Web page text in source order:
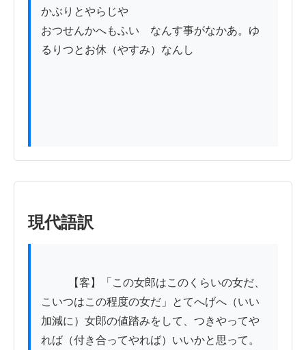
かぶりとやらじや
おつせんかへもふいゝなんす事がなかあ。ゆ
るりつとお休（やすみ）なんし
現代語訳
こいつはこの程度の女だ」とてへげへ（いい
加減に）女郎の値踏みをして、つきやってや
れば（付き合ってやれば）いいかと思って。